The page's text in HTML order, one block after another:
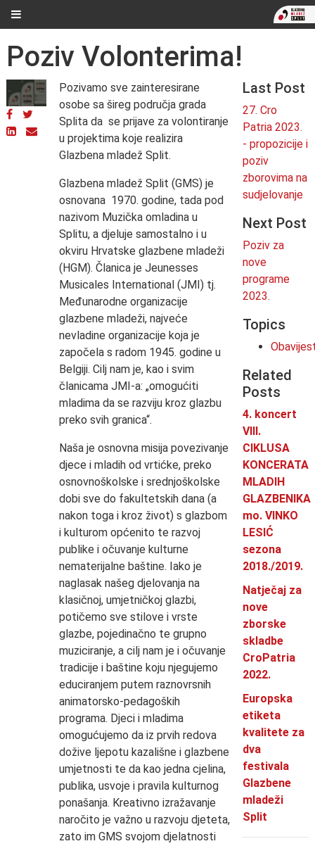
Poziv Volonterima!
Pozivamo sve zainteresirane
osobe sa šireg područja grada
Splita da se prijave za volontiranje
u projektima koje realizira
Glazbena mladež Split.
Glazbena mladež Split (GMS) je
osnovana 1970. godine, tada pod
nazivom Muzička omladina u
Splitu, a djeluje samostalno i u
okviru Hrvatske glazbene mladeži
(HGM). Članica je Jeunesses
Musicales International (JMI) tj.
Međunarodne organizacije
glazbene mladeži, najveće
nevladine organizacije koja je
započela s radom 1945. godine u
Belgiji. Cilj nam je, kao i svim
članicama JMI-a: „omogućiti
mladima da se razviju kroz glazbu
preko svih granica“.
Naša je osnovna misija povezivanje
djece i mladih od vrtićke, preko
osnovnoškolske i srednjoškolske
dobi sve do fakultetskih dana (a
nakon toga i kroz život) s glazbom
i kulturom općenito te razvoj
publike i očuvanje kulturne
nematerijalne baštine. Iako je
naglasak našeg djelovanja na
klasičnoj, umjetničkoj glazbi,
potičemo sve stilove i vrste
glazbe, pojedinačno te grupno
muziciranje, a cilj nam je i očuvanje
tradicije i baštine koju njegujemo
educiranjem putem raznovrsnih
animatorsko-pedagoških
programa. Djeci i mladima
omogućujemo da iz prvih redova
dožive ljepotu kazališne i glazbene
umjetnosti te da kao jedna cjelina,
publika, usvoje i pravila kulturnog
ponašanja. Kreativno izražavanje
naročito je važno u razvoju djeteta,
zato im GMS svojom djelatnosti
Last Post
27. Cro
Patria 2023.
- propozicije i
poziv
zborovima na
sudjelovanje
Next Post
Poziv za
nove
programe
2023.
Topics
Related
Posts
4. koncert
VIII.
CIKLUSA
KONCERATA
MLADIH
GLAZBENIKA
mo. VINKO
LESIĆ
sezona
2018./2019.
Natječaj za
nove
zborske
skladbe
CroPatria
2022.
Europska
etiketa
kvalitete za
dva
festivala
Glazbene
mladeži
Split